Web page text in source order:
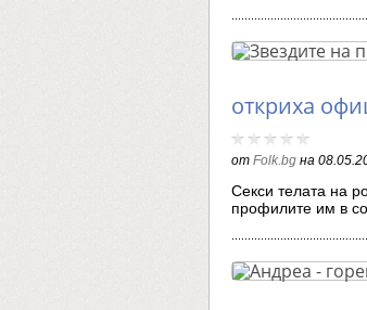
откриха
от Folk.bg на
Секси телата на
профилите им в